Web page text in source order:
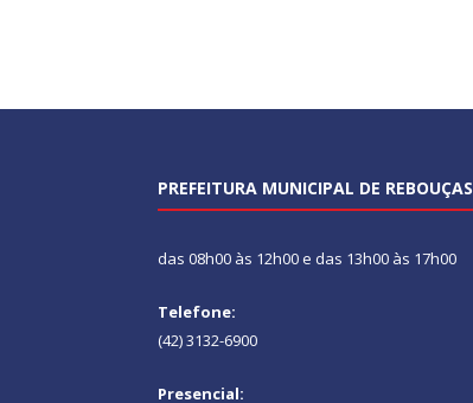
PREFEITURA MUNICIPAL DE REBOUÇAS
das 08h00 às 12h00 e das 13h00 às 17h00
Telefone:
(42) 3132-6900
Presencial: